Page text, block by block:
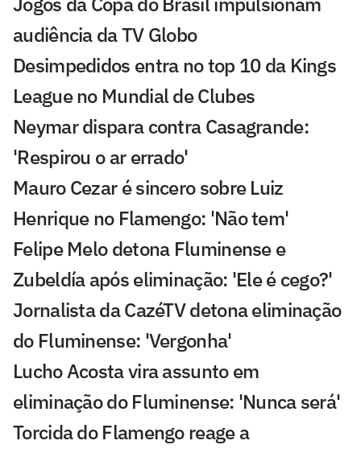
audiência da TV Globo
Desimpedidos entra no top 10 da Kings
League no Mundial de Clubes
Neymar dispara contra Casagrande:
'Respirou o ar errado'
Mauro Cezar é sincero sobre Luiz
Henrique no Flamengo: 'Não tem'
Felipe Melo detona Fluminense e
Zubeldía após eliminação: 'Ele é cego?'
Jornalista da CazéTV detona eliminação
do Fluminense: 'Vergonha'
Lucho Acosta vira assunto em
eliminação do Fluminense: 'Nunca será'
Torcida do Flamengo reage a